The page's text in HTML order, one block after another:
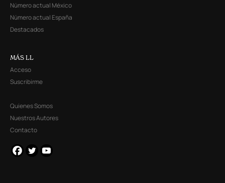
Número actual México
Número actual España
Destacados
MÁS LL
Acceso
Suscribirme
Quienes Somos
Nuestros Autores
Contacto